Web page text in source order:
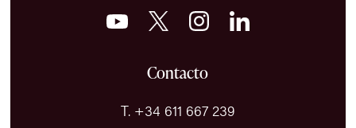
Contacto
T. +34 611 667 239